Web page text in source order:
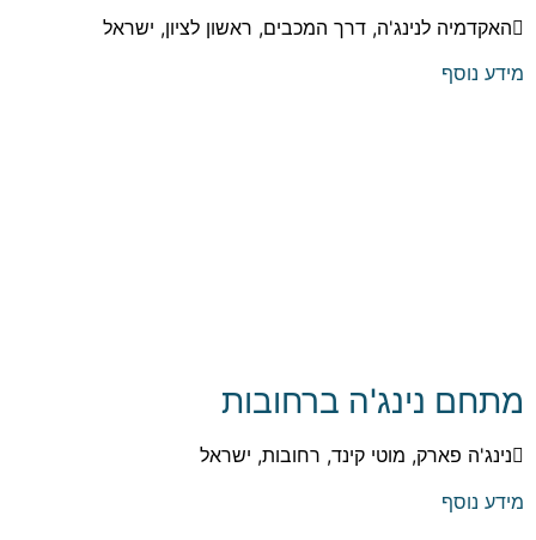
האקדמיה לנינג'ה, דרך המכבים, ראשון לציון, ישראל
מידע נוסף
מתחם נינג'ה ברחובות
נינג'ה פארק, מוטי קינד, רחובות, ישראל
מידע נוסף